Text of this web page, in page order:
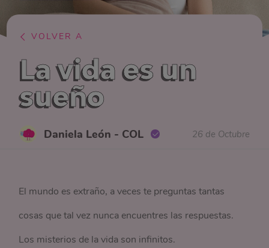
VOLVER A
La vida es un
sueño
Daniela León - COL 26 de Octubre
El mundo es extraño, a veces te preguntas tantas
cosas que tal vez nunca encuentres las respuestas.
Los misterios de la vida son infinitos.